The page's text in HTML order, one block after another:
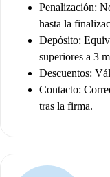
Penalización:
hasta la
Depósito:
superiores a 3
Descuentos:
Contacto:
tras la firma.